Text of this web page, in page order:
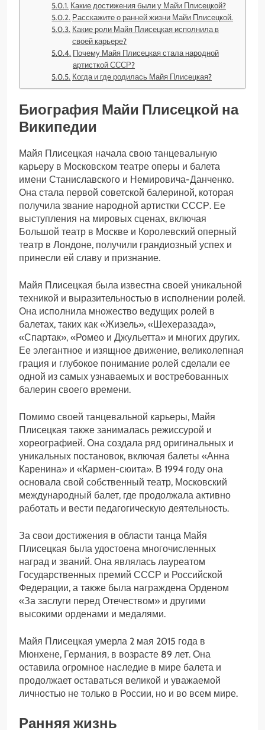
Какие достижения были у Майи Плисецкой?
Расскажите о ранней жизни Майи Плисецкой.
Какие роли Майя Плисецкая исполнила в
своей карьере?
Почему Майя Плисецкая стала народной
артисткой СССР?
Когда и где родилась Майя Плисецкая?
Биография Майи Плисецкой на
Википедии
Майя Плисецкая начала свою танцевальную
карьеру в Московском театре оперы и балета
имени Станиславского и Немировича-Данченко.
Она стала первой советской балериной, которая
получила звание народной артистки СССР. Ее
выступления на мировых сценах, включая
Большой театр в Москве и Королевский оперный
театр в Лондоне, получили грандиозный успех и
принесли ей славу и признание.
Майя Плисецкая была известна своей уникальной
техникой и выразительностью в исполнении ролей.
Она исполнила множество ведущих ролей в
балетах, таких как «Жизель», «Шехеразада»,
«Спартак», «Ромео и Джульетта» и многих других.
Ее элегантное и изящное движение, великолепная
грация и глубокое понимание ролей сделали ее
одной из самых узнаваемых и востребованных
балерин своего времени.
Помимо своей танцевальной карьеры, Майя
Плисецкая также занималась режиссурой и
хореографией. Она создала ряд оригинальных и
уникальных постановок, включая балеты «Анна
Каренина» и «Кармен-сюита». В 1994 году она
основала свой собственный театр, Московский
международный балет, где продолжала активно
работать и вести педагогическую деятельность.
За свои достижения в области танца Майя
Плисецкая была удостоена многочисленных
наград и званий. Она являлась лауреатом
Государственных премий СССР и Российской
Федерации, а также была награждена Орденом
«За заслуги перед Отечеством» и другими
высокими орденами и медалями.
Майя Плисецкая умерла 2 мая 2015 года в
Мюнхене, Германия, в возрасте 89 лет. Она
оставила огромное наследие в мире балета и
продолжает оставаться великой и уважаемой
личностью не только в России, но и во всем мире.
Ранняя жизнь